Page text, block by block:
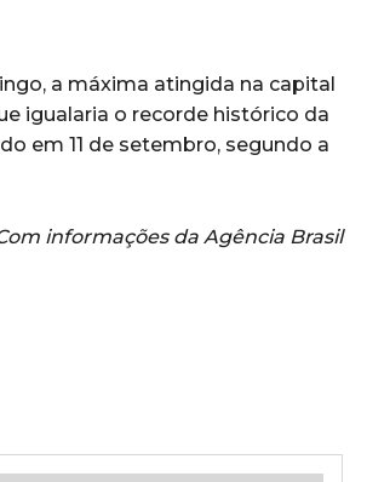
a máxima atingida na capital
igualaria o recorde histórico da
em 11 de setembro, segundo a
informações da Agência Brasil